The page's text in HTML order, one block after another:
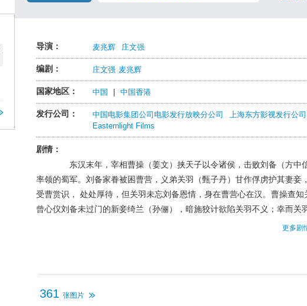
导演： 麦兆辉 庄文强
编剧： 庄文强 麦兆辉
国家地区： 中国 中国香港
发行公司： 中国电影集团公司电影发行放映分公司
上海东方影视发行公司
Easternlight Films
剧情：
东汉末年，宰相曹操（姜文）挟天子以令诸侯，击败刘备（方中
率领的蜀军。刘备家眷被困曹营，义弟关羽（甄子丹）甘作俘虏护其妻妾
受曹赏识， 处处厚待，但关羽未忘刘备恩情，身在曹营心在汉。曹操查知
曾心仪刘备未过门的新妾绮兰（孙俪），暗施狡计欲陷关羽不义；幸而关
崖勒马，带绮兰杀 出曹营，过五关，斩六将，几经艰辛至黄河渡口，却中
更多剧
361 张图片